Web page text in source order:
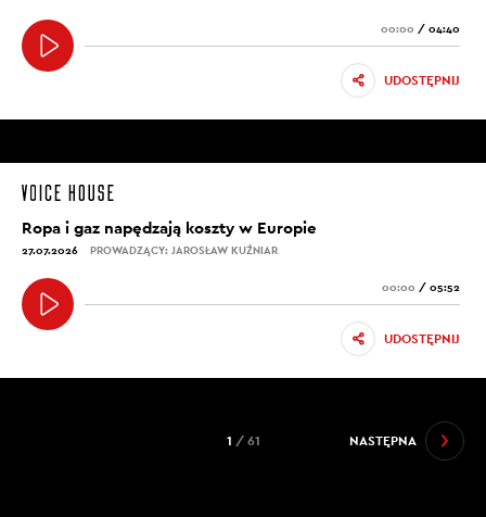
00:00 / 04:40
UDOSTĘPNIJ
Ropa i gaz napędzają koszty w Europie
27.07.2026 PROWADZĄCY: JAROSŁAW KUŹNIAR
00:00 / 05:52
UDOSTĘPNIJ
NASTĘPNA
1 / 61